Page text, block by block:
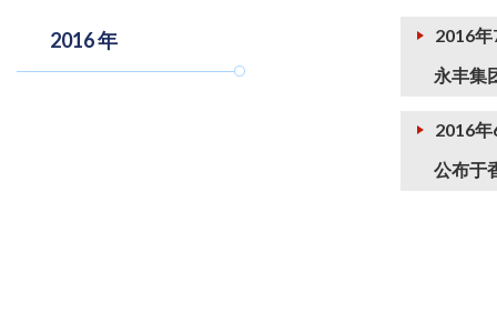
2016 年
2016
永丰集
2016
公布于